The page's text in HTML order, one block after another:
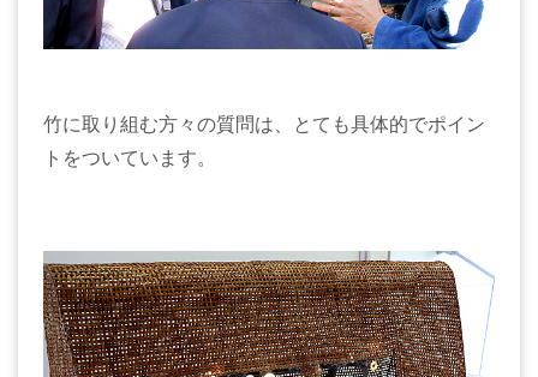
竹に取り組む方々の質問は、とても具体的でポイン
トをついています。